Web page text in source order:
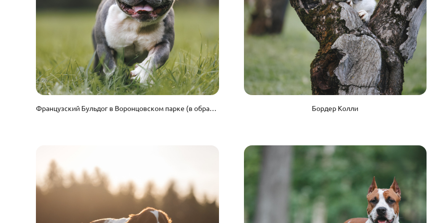
Французский Бульдог в Воронцовском парке (в обработке) Бордер Колли